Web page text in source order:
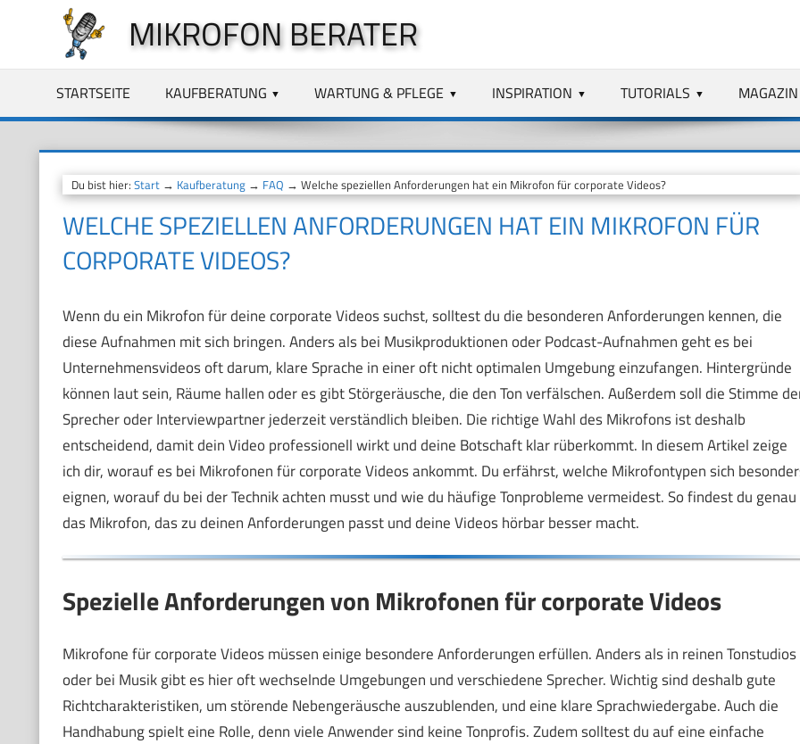
springen
MIKROFON BERATER
STARTSEITE KAUFBERATUNG WARTUNG & PFLEGE INSPIRATION TUTORIALS MAGAZIN
Du bist hier: Start→ Kaufberatung→ FAQ → Welche speziellen Anforderungen hat ein Mikrofon für corporate Videos?
WELCHE SPEZIELLEN ANFORDERUNGEN HAT EIN MIKROFON FÜR
CORPORATE VIDEOS?
Wenn du ein Mikrofon für deine corporate Videos suchst, solltest du die besonderen Anforderungen kennen, die
diese Aufnahmen mit sich bringen. Anders als bei Musikproduktionen oder Podcast-Aufnahmen geht es bei
Unternehmensvideos oft darum, klare Sprache in einer oft nicht optimalen Umgebung einzufangen. Hintergründe
können laut sein, Räume hallen oder es gibt Störgeräusche, die den Ton verfälschen. Außerdem soll die Stimme
Sprecher oder Interviewpartner jederzeit verständlich bleiben. Die richtige Wahl des Mikrofons ist deshalb
entscheidend, damit dein Video professionell wirkt und deine Botschaft klar rüberkommt. In diesem Artikel zeige
ich dir, worauf es bei Mikrofonen für corporate Videos ankommt. Du erfährst, welche Mikrofontypen sich
eignen, worauf du bei der Technik achten musst und wie du häufige Tonprobleme vermeidest. So findest du genau
das Mikrofon, das zu deinen Anforderungen passt und deine Videos hörbar besser macht.
Spezielle Anforderungen von Mikrofonen für corporate Videos
Mikrofone für corporate Videos müssen einige besondere Anforderungen erfüllen. Anders als in reinen Tonstudios
oder bei Musik gibt es hier oft wechselnde Umgebungen und verschiedene Sprecher. Wichtig sind deshalb gute
Richtcharakteristiken, um störende Nebengeräusche auszublenden, und eine klare Sprachwiedergabe. Auch die
Handhabung spielt eine Rolle, denn viele Anwender sind keine Tonprofis. Zudem solltest du auf eine einfache